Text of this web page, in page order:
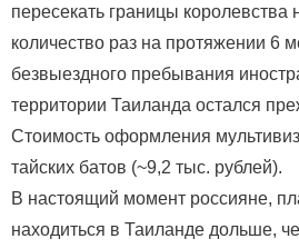
пересекать границы королевства
количество раз на протяжении 6
безвыездного пребывания
территории Таиланда остался
Стоимость оформления
тайских батов (~9,2 тыс. рублей).
В настоящий момент россияне,
находиться в Таиланде дольше,